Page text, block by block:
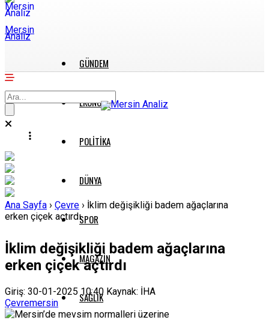
Mersin
Analiz
GÜNDEM
EKONOMI
POLITIKA
DÜNYA
SPOR
MAGAZIN
SAĞLIK
Ana Sayfa › Çevre › İklim değişikliği badem ağaçlarına
erken çiçek açtırdı
İklim değişikliği badem ağaçlarına
erken çiçek açtırdı
Giriş: 30-01-2025 10:40 Kaynak: İHA
Çevremersin